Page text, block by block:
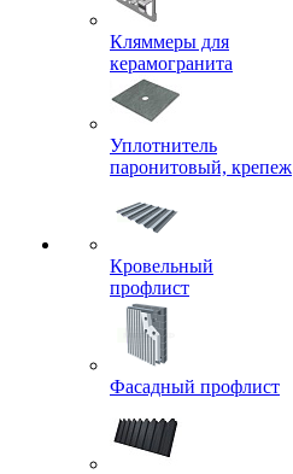
Кляммеры для
керамогранита
Уплотнитель
паронитовый, крепеж
Кровельный
профлист
Фасадный профлист